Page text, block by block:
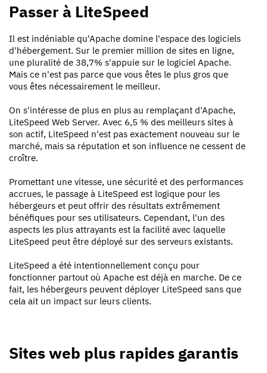
Passer à LiteSpeed
Il est indéniable qu'Apache domine l'espace des logiciels
d'hébergement. Sur le premier million de sites en ligne,
une pluralité de 38,7% s'appuie sur le logiciel Apache.
Mais ce n'est pas parce que vous êtes le plus gros que
vous êtes nécessairement le meilleur.
On s'intéresse de plus en plus au remplaçant d'Apache,
LiteSpeed Web Server. Avec 6,5 % des meilleurs sites à
son actif, LiteSpeed n'est pas exactement nouveau sur le
marché, mais sa réputation et son influence ne cessent de
croître.
Promettant une vitesse, une sécurité et des performances
accrues, le passage à LiteSpeed est logique pour les
hébergeurs et peut offrir des résultats extrêmement
bénéfiques pour ses utilisateurs. Cependant, l'un des
aspects les plus attrayants est la facilité avec laquelle
LiteSpeed peut être déployé sur des serveurs existants.
LiteSpeed a été intentionnellement conçu pour
fonctionner partout où Apache est déjà en marche. De ce
fait, les hébergeurs peuvent déployer LiteSpeed sans que
cela ait un impact sur leurs clients.
Sites web plus rapides garantis